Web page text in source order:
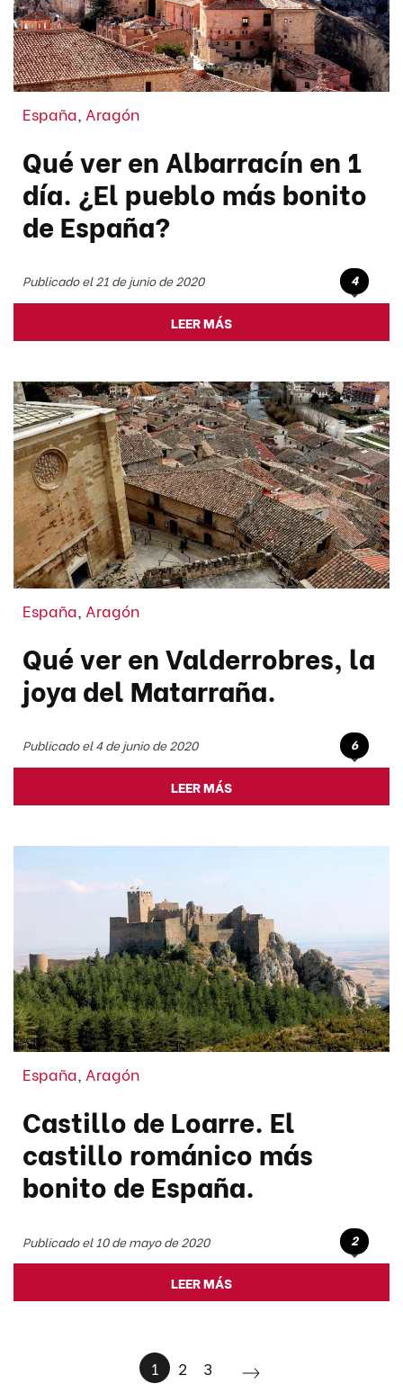
España, Aragón
Qué ver en Albarracín en 1
día. ¿El pueblo más bonito
de España?
Publicado el 21 de junio de 2020 4
LEER MÁS
España Aragón
Qué ver en Valderrobres, la
joya del Matarraña.
Publicado el 4 de junio de 2020 6
LEER MÁS
España, Aragón
Castillo de Loarre. El
castillo románico más
bonito de España.
Publicado el 10 de mayo de 2020 2
LEER MÁS
1 2 3